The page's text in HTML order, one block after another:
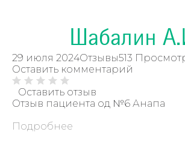
Шабалин
29 июля 2024Отзывы513
Оставить комментарий
Оставить отзыв
Отзыв пациента од №6 Анапа
Подробнее